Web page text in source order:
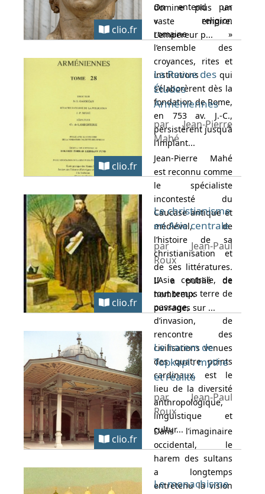
domine plus un
vaste empire.
L'empereur p...
clio.fr
On entend par
« religion
romaine »
l’ensemble des
croyances, rites et
institutions qui
s’élaborèrent dès la
fondation de Rome,
en 753 av. J.-C.,
persistèrent jusqu’à
l’implant...
clio.fr
La Revue des
Études
Arméniennes
par Jean-Pierre
Mahé
Jean-Pierre Mahé
est reconnu comme
le spécialiste
incontesté du
Caucase antique et
médiéval, de
l’histoire de sa
christianisation et
de ses littératures.
Il a publié de
nombreux
ouvrages sur ...
clio.fr
Le christianisme
en Asie centrale
par Jean-Paul
Roux
L’Asie centrale, de
tout temps terre de
passage,
d’invasion, de
rencontre des
civilisations venues
des quatre points
cardinaux, est le
lieu de la diversité
anthropologique,
linguistique et
cultur...
clio.fr
Le harem de
Topkapi : mythe
et réalité
par Jean-Paul
Roux
Dans l’imaginaire
occidental, le
harem des sultans
a longtemps
entretenu la vision
Le monachisme